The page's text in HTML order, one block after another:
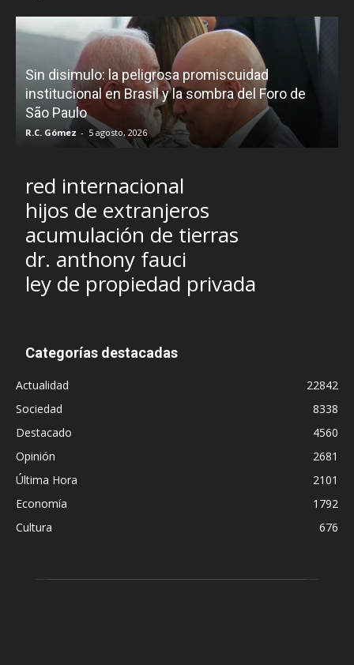
Sin disimulo: la peligrosa promiscuidad
institucional en Brasil y la sombra del Foro de
São Paulo
R.C. Gómez - 5 agosto, 2026
red internacional
hijos de extranjeros
acumulación de tierras
dr. anthony fauci
ley de propiedad privada
Categorías destacadas
Actualidad
22842
Sociedad
8338
Destacado
4560
Opinión
2681
Última Hora
2101
Economía
1792
Cultura
676